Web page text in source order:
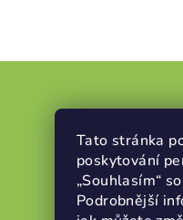
Tato stránka
poskytování
„Souhlasím“
Podrobnější
Obchodní
Podmínky